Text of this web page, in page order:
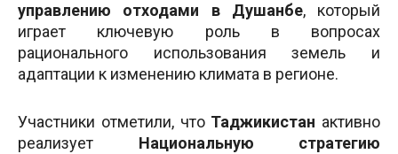
управлению отходами в Душанбе, который
играет ключевую роль в вопросах
рационального использования земель и
адаптации к изменению климата в регионе.
Участники отметили, что Таджикистан активно
реализует Национальную стратегию